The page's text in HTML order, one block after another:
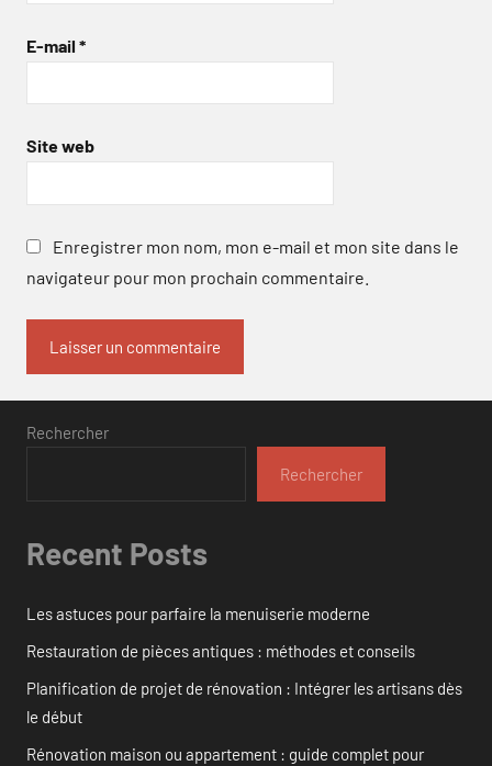
E-mail *
Site web
Enregistrer mon nom, mon e-mail et mon site dans le
navigateur pour mon prochain commentaire.
Rechercher
Rechercher
Recent Posts
Les astuces pour parfaire la menuiserie moderne
Restauration de pièces antiques : méthodes et conseils
Planification de projet de rénovation : Intégrer les artisans dès
le début
Rénovation maison ou appartement : guide complet pour